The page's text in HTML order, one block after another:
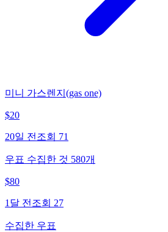
미니 가스렌지(gas one)
$20
20일 전 조회 71
우표 수집한 것 580개
$80
1달 전 조회 27
수집한 우표